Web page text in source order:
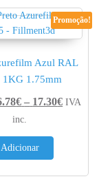
through 17.30€
Promoção!
Azul RAL
1KG 1.75mm
€ – 17.30€Price
IVA
inc.
Adicionar